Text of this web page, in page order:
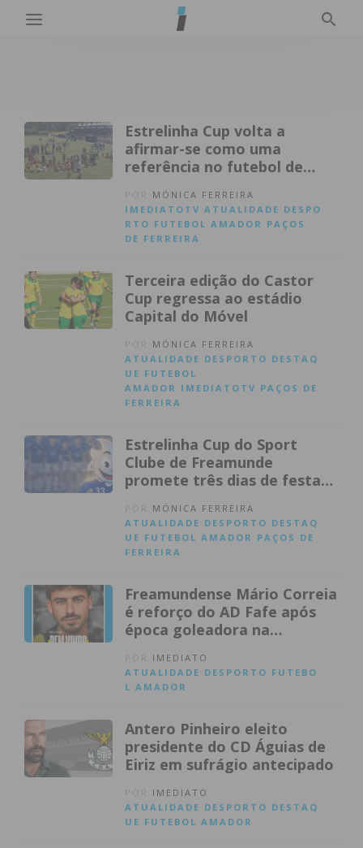
Estrelinha Cup volta a
afirmar-se como uma
referência no futebol de
formação
MÓNICA FERREIRA
IMEDIATOTV ATUALIDADE DESPO
RTO FUTEBOL AMADOR PAÇOS
DE FERREIRA
Terceira edição do Castor
Cup regressa ao estádio
Capital do Móvel
MÓNICA FERREIRA
ATUALIDADE DESPORTO DESTAQ
UE FUTEBOL
AMADOR IMEDIATOTV PAÇOS DE
FERREIRA
Estrelinha Cup do Sport
Clube de Freamunde
promete três dias de festa
do futebol de formação
MÓNICA FERREIRA
ATUALIDADE DESPORTO DESTAQ
UE FUTEBOL AMADOR PAÇOS DE
FERREIRA
Freamundense Mário Correia
é reforço do AD Fafe após
época goleadora na
IMEDIATO
ATUALIDADE DESPORTO FUTEBO
L AMADOR
Antero Pinheiro eleito
presidente do CD Águias de
Eiriz em sufrágio antecipado
IMEDIATO
ATUALIDADE DESPORTO DESTAQ
UE FUTEBOL AMADOR